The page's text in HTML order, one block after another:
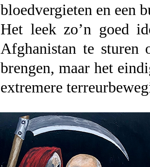
bloedvergieten en een
Het leek zo’n goed
Afghanistan te sturen
brengen, maar het
extremere